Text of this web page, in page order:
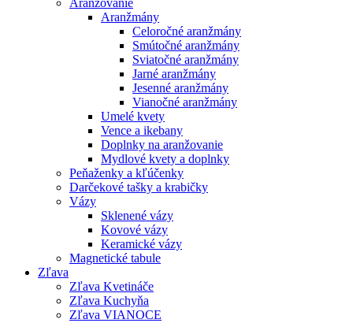
Aranžovanie
Aranžmány
Celoročné aranžmány
Smútočné aranžmány
Sviatočné aranžmány
Jarné aranžmány
Jesenné aranžmány
Vianočné aranžmány
Umelé kvety
Vence a ikebany
Doplnky na aranžovanie
Mydlové kvety a doplnky
Peňaženky a kľúčenky
Darčekové tašky a krabičky
Vázy
Sklenené vázy
Kovové vázy
Keramické vázy
Magnetické tabule
Zľava
Zľava Kvetináče
Zľava Kuchyňa
Zľava VIANOCE